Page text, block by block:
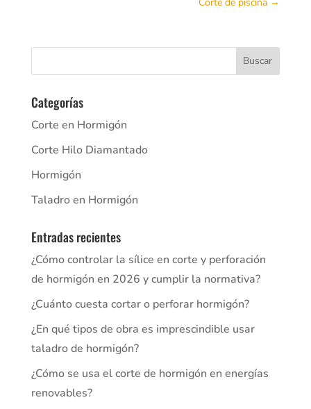
Categorías
Corte en Hormigón
Corte Hilo Diamantado
Hormigón
Taladro en Hormigón
Entradas recientes
¿Cómo controlar la sílice en corte y perforación
de hormigón en 2026 y cumplir la normativa?
¿Cuánto cuesta cortar o perforar hormigón?
¿En qué tipos de obra es imprescindible usar
taladro de hormigón?
¿Cómo se usa el corte de hormigón en energías
renovables?